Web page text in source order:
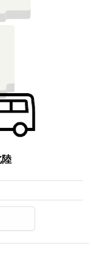
陸